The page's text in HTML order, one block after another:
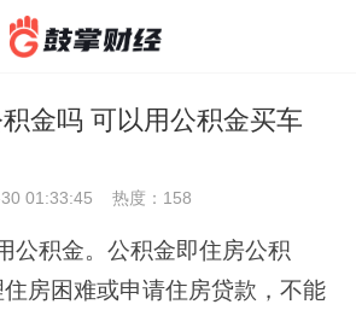
金吗 可以用公积金买车
01:33:45 热度：158
公积金。公积金即住房公积
房困难或申请住房贷款，不能